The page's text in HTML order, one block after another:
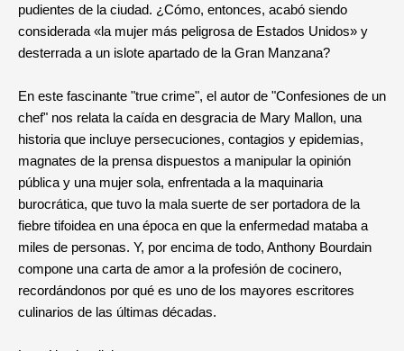
pudientes de la ciudad. ¿Cómo, entonces, acabó siendo
considerada «la mujer más peligrosa de Estados Unidos» y
desterrada a un islote apartado de la Gran Manzana?
En este fascinante "true crime", el autor de "Confesiones de un
chef" nos relata la caída en desgracia de Mary Mallon, una
historia que incluye persecuciones, contagios y epidemias,
magnates de la prensa dispuestos a manipular la opinión
pública y una mujer sola, enfrentada a la maquinaria
burocrática, que tuvo la mala suerte de ser portadora de la
fiebre tifoidea en una época en que la enfermedad mataba a
miles de personas. Y, por encima de todo, Anthony Bourdain
compone una carta de amor a la profesión de cocinero,
recordándonos por qué es uno de los mayores escritores
culinarios de las últimas décadas.